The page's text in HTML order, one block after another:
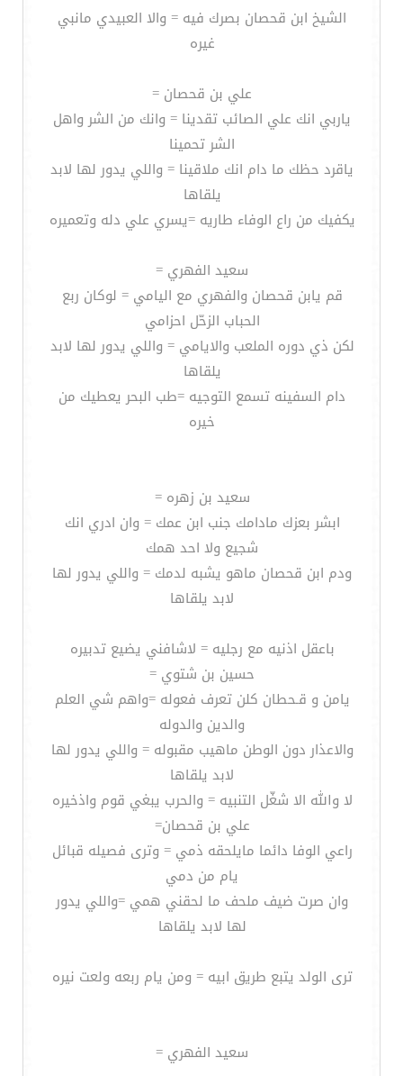
الشيخ ابن قحصان بصرك فيه = والا العبيدي مانبي
غيره
علي بن قحصان =
ياربي انك علي الصائب تقدينا = وانك من الشر واهل
الشر تحمينا
ياقرد حظك ما دام انك ملاقينا = واللي يدور لها لابد
يلقاها
يكفيك من راع الوفاء طاريه =يسري علي دله وتعميره
سعيد الفهري =
قم يابن قحصان والفهري مع اليامي = لوكان ربع
الحباب الزحّل احزامي
لكن ذي دوره الملعب والايامي = واللي يدور لها لابد
يلقاها
دام السفينه تسمع التوجيه =طب البحر يعطيك من
خيره
سعيد بن زهره =
ابشر بعزك مادامك جنب ابن عمك = وان ادري انك
شجيع ولا احد همك
ودم ابن قحصان ماهو يشبه لدمك = واللي يدور لها
لابد يلقاها
باعقل اذنيه مع رجليه = لاشافني يضيع تدبيره
حسين بن شتوي =
يامن و قـحطان كلن تعرف فعوله =واهم شي العلم
والدين والدوله
والاعذار دون الوطن ماهيب مقبوله = واللي يدور لها
لابد يلقاها
لا والله الا شغّل التنبيه = والحرب يبغي قوم واذخيره
علي بن قحصان=
راعي الوفا دائما مايلحقه ذمي = وترى فصيله قبائل
يام من دمي
وان صرت ضيف ملحف ما لحقني همي =واللي يدور
لها لابد يلقاها
ترى الولد يتبع طريق ابيه = ومن يام ربعه ولعت نيره
سعيد الفهري =